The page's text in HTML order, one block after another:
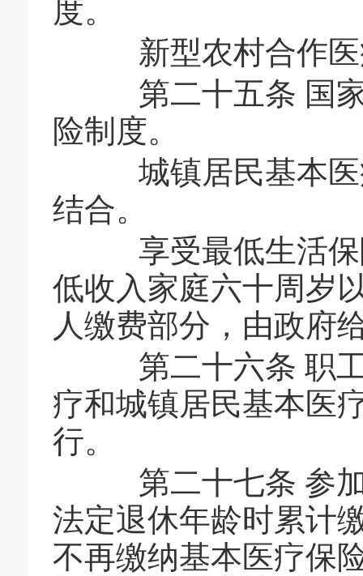
度。
新型农村合作医
第二十五条 国家
险制度。
城镇居民基本医
结合。
享受最低生活保
低收入家庭六十周岁
人缴费部分，由政府
第二十六条 职工
疗和城镇居民基本医
行。
第二十七条 参加
法定退休年龄时累计
不再缴纳基本医疗保